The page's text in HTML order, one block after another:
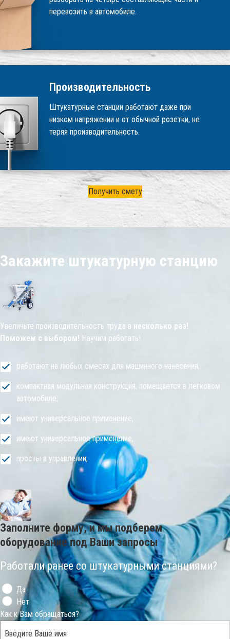
перевозить в автомобиле.
Производительность
Штукатурные станции работают даже при
низком напряжении и от обычной розетки, не
теряя производительность.
Получить смету
Закажите штукатурную станцию
Увеличьте производительность труда в несколько раз!
Поможем с выбором! Научим работать!
работают на любых смесях для машинного нанесения;
компактная модульная конструкция, помещается в легковом
автомобиле;
имеют универсальное применение;
имеют универсальное применение;
просты в управлении;
Заполните форму, и мы подберем
оборудование под Ваши запросы
Работали ранее со штукатурными станциями?
Да
Нет
Как к Вам обращаться?